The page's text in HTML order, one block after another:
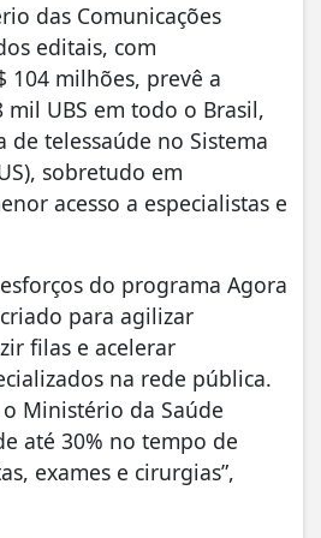
das Comunicações
editais, com
104 milhões, prevê a
mil UBS em todo o Brasil,
telessaúde no Sistema
sobretudo em
acesso a especialistas e
do programa Agora
para agilizar
filas e acelerar
na rede pública.
Ministério da Saúde
até 30% no tempo de
exames e cirurgias”,